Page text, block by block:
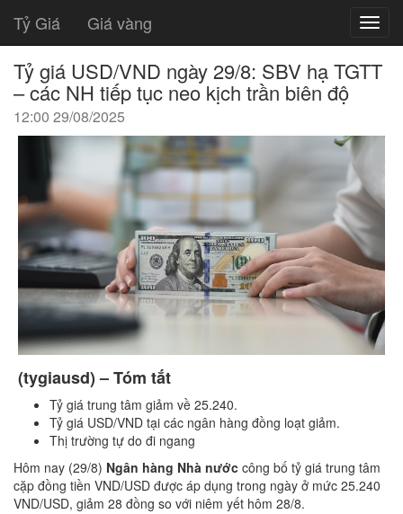
Tỷ Giá Giá vàng
Tỷ giá USD/VND ngày 29/8: SBV hạ TGTT
– các NH tiếp tục neo kịch trần biên độ
12:00 29/08/2025
(tygiausd) – Tóm tắt
Tỷ giá trung tâm giảm về 25.240.
Tỷ giá USD/VND tại các ngân hàng đồng loạt giảm.
Thị trường tự do đi ngang
Hôm nay (29/8) Ngân hàng Nhà nước công bố tỷ giá trung tâm
cặp đồng tiền VND/USD được áp dụng trong ngày ở mức 25.240
VND/USD, giảm 28 đồng so với niêm yết hôm 28/8.